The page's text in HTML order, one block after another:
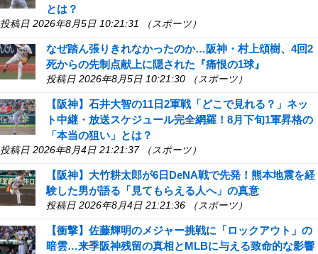
とは？
投稿日 2026年8月5日 10:21:31 （スポーツ）
なぜ踏ん張りきれなかったのか…阪神・村上頌樹、4回2
死からの先制点献上に隠された『痛恨の1球』
投稿日 2026年8月5日 10:21:30 （スポーツ）
【阪神】石井大智の11日2軍戦「どこで見れる？」ネッ
ト中継・放送スケジュール完全網羅！8月下旬1軍昇格の
「本当の狙い」とは？
投稿日 2026年8月4日 21:21:37 （スポーツ）
【阪神】大竹耕太郎が6日DeNA戦で先発！熊本地震を経
験した男が語る「見てもらえる人へ」の真意
投稿日 2026年8月4日 21:21:36 （スポーツ）
【衝撃】佐藤輝明のメジャー挑戦に「ロックアウト」の
暗雲…来季阪神残留の真相とMLBに与える致命的な影響